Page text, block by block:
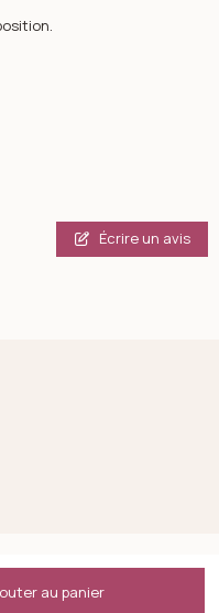
au panier
Écrire un avis